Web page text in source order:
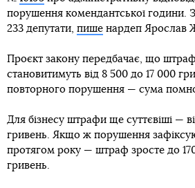
порушення комендантської години.
233 депутати, пише нардеп Ярослав
Проєкт закону передбачає, що
становитимуть від 8 500 до 17 000
повторного порушення — сума
Для бізнесу штрафи ще суттєвіші —
гривень. Якщо ж порушення
протягом року — штраф зросте до
гривень.